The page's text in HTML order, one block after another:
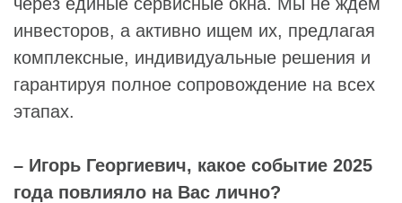
инвесторов, а активно ищем их, предлагая
комплексные, индивидуальные решения и
гарантируя полное сопровождение на всех
этапах.
– Игорь Георгиевич, какое событие 2025
года повлияло на Вас лично?